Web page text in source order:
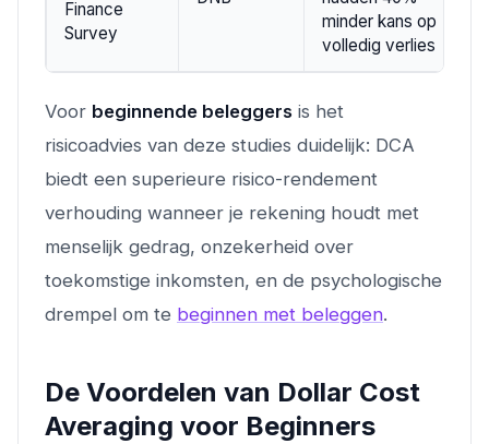
Finance
Survey
minder kans op
volledig verlies
Voor beginnende beleggers is het
risicoadvies van deze studies duidelijk: DCA
biedt een superieure risico-rendement
verhouding wanneer je rekening houdt met
menselijk gedrag, onzekerheid over
toekomstige inkomsten, en de psychologische
drempel om te beginnen met beleggen.
De Voordelen van Dollar Cost
Averaging voor Beginners